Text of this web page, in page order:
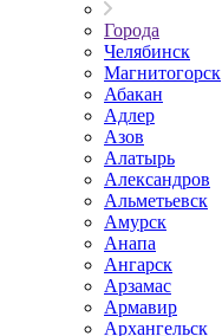
Города
Челябинск
Магнитогорск
Абакан
Адлер
Азов
Алатырь
Александров
Альметьевск
Амурск
Анапа
Ангарск
Арзамас
Армавир
Архангельск